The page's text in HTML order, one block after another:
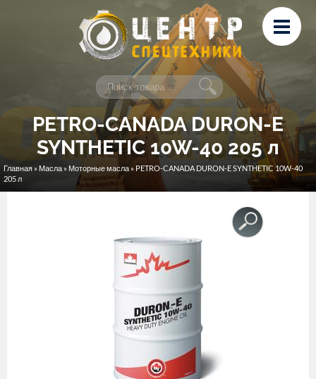
Перейти к основному содержанию
Лизинг
Сервис и ремонт
Контакты
PETRO-CANADA DURON-E
SYNTHETIC 10W-40 205 л
Вы здесь
Главная » Масла » Моторные масла » PETRO-CANADA DURON-E SYNTHETIC 10W-40
205 л